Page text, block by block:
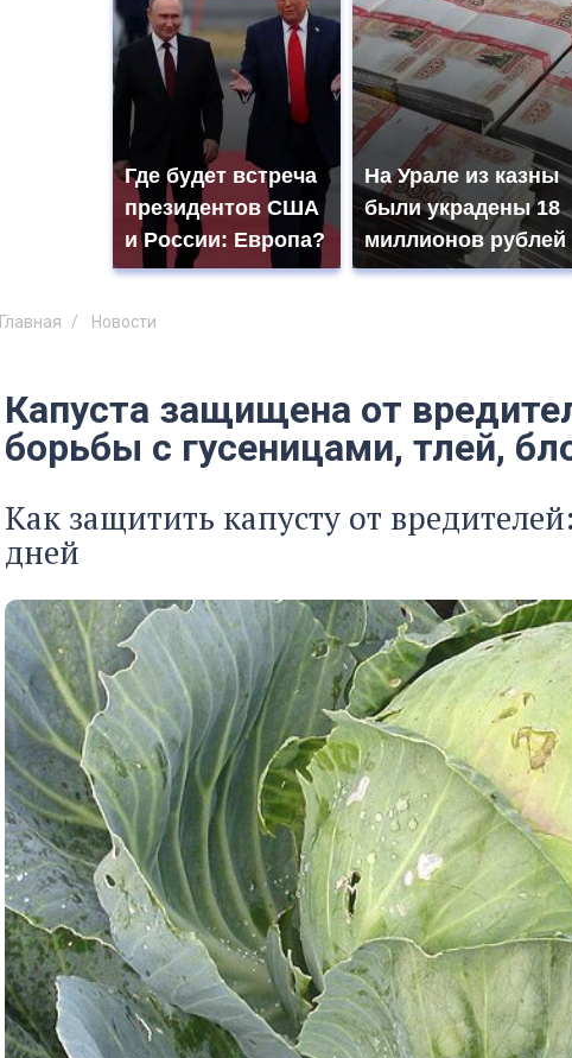
Где будет встреча
президентов США
и России: Европа?
На Урале из казны
были украдены 18
миллионов рублей
Главная Новости
Капуста защищена от
борьбы с гусеницами, тлей,
Как защитить капусту от
дней